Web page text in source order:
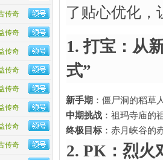
传奇
传奇
传奇
传奇
传奇
传奇
传奇
传奇
了贴心优化，
1. 打宝：从
式”
新手期 ：僵尸洞的稻
中期挑战 ：祖玛寺庙
终极目标 ：赤月峡谷的
2. PK：烈火